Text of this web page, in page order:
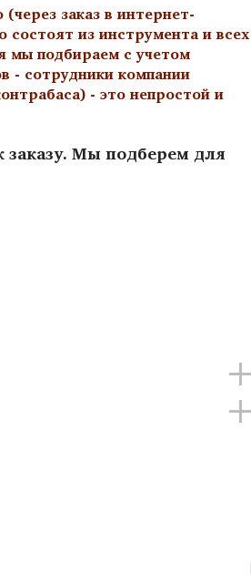
заказ в интернет-
из инструмента и всех
мы подбираем с учетом
- сотрудники компании
- это непростой и
заказу. Мы подберем для